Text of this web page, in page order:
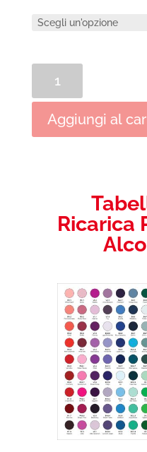
Premium
ad
Alcool
Aggiungi al
Ricarica